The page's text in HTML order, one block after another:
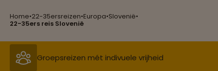
Home•22-35ersreizen•Europa•Slovenië•
22-35ers reis Slovenië
Groepsreizen mét indivuele vrijheid
Persoonlijk en deskundig reisadvies